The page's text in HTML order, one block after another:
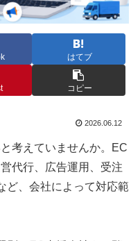
はてブ
コピー
2026.06.12
考えていませんか。EC
代行、広告運用、受注
ど、会社によって対応範